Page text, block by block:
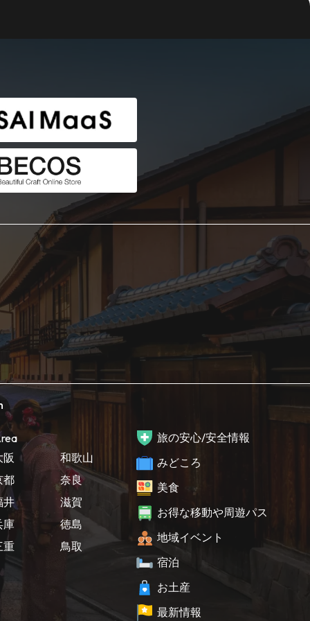
阪
都
井
庫
重
和歌山
奈良
滋賀
徳島
鳥取
旅の安心/安全情報
みどころ
美食
お得な移動や周遊パス
地域イベント
宿泊
お土産
最新情報